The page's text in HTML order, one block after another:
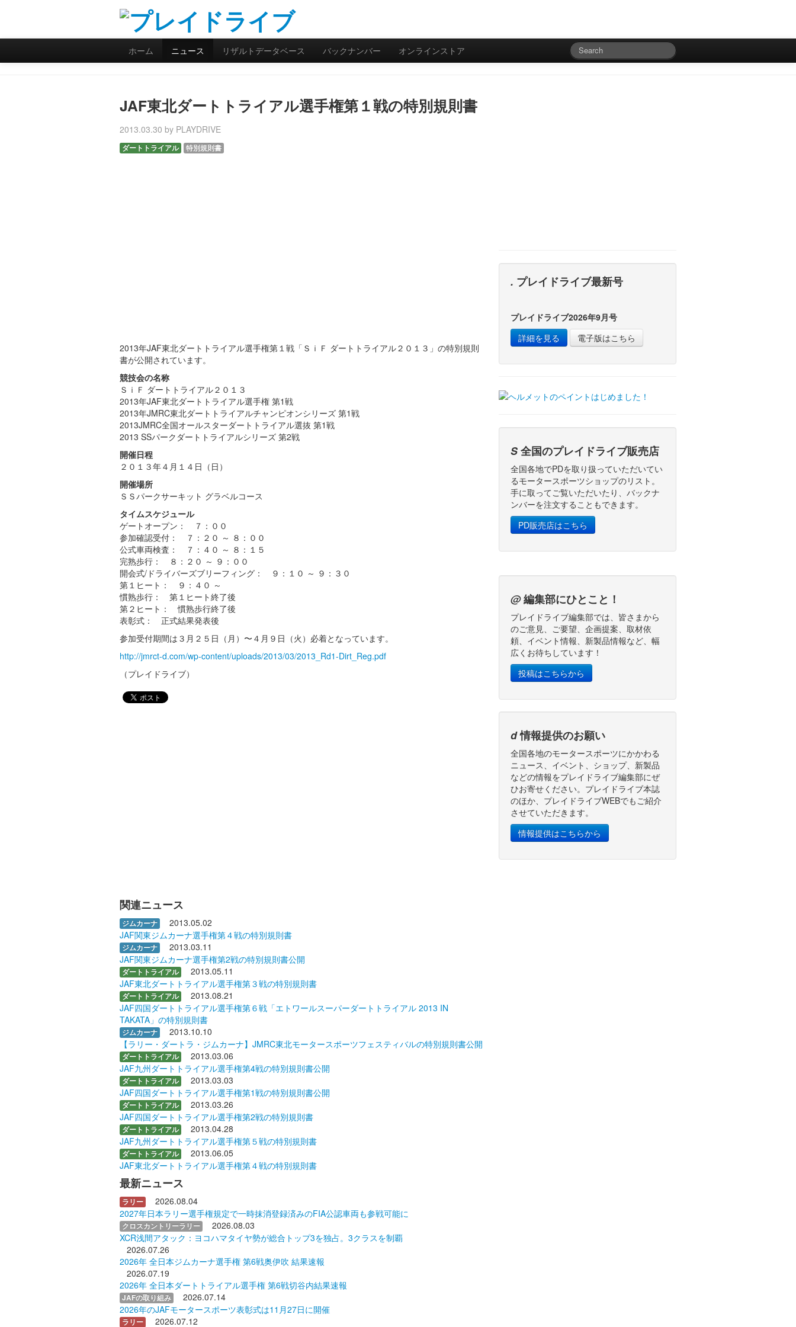
ホーム ニュース リザルトデータベース バックナンバー オンラインストア
JAF東北ダートトライアル選手権第１戦の特別規則書
2013.03.30 by PLAYDRIVE
ダートトライアル 特別規則書
2013年JAF東北ダートトライアル選手権第１戦「ＳｉＦ ダートトライアル２０１３」の特別規則
書が公開されています。
競技会の名称
ＳｉＦ ダートトライアル２０１３
2013年JAF東北ダートトライアル選手権 第1戦
2013年JMRC東北ダートトライアルチャンピオンシリーズ 第1戦
2013JMRC全国オールスターダートトライアル選抜 第1戦
2013 SSパークダートトライアルシリーズ 第2戦
開催日程
２０１３年４月１４日（日）
開催場所
ＳＳパークサーキット グラベルコース
タイムスケジュール
ゲートオープン： ７：００
参加確認受付： ７：２０ ～ ８：００
公式車両検査： ７：４０ ～ ８：１５
完熟歩行： ８：２０ ～ ９：００
開会式/ドライバーズブリーフィング： ９：１０ ～ ９：３０
第１ヒート： ９：４０ ～
慣熟歩行： 第１ヒート終了後
第２ヒート： 慣熟歩行終了後
表彰式： 正式結果発表後
参加受付期間は３月２５日（月）〜４月９日（火）必着となっています。
http://jmrct-d.com/wp-content/uploads/2013/03/2013_Rd1-Dirt_Reg.pdf
（プレイドライブ）
関連ニュース
ジムカーナ
2013.05.02
JAF関東ジムカーナ選手権第４戦の特別規則書
ジムカーナ
2013.03.11
JAF関東ジムカーナ選手権第2戦の特別規則書公開
ダートトライアル
2013.05.11
JAF東北ダートトライアル選手権第３戦の特別規則書
ダートトライアル
2013.08.21
JAF四国ダートトライアル選手権第６戦「エトワールスーパーダートトライアル 2013 IN
TAKATA」の特別規則書
ジムカーナ
2013.10.10
【ラリー・ダートラ・ジムカーナ】JMRC東北モータースポーツフェスティバルの特別規則書公開
ダートトライアル
2013.03.06
JAF九州ダートトライアル選手権第4戦の特別規則書公開
ダートトライアル
2013.03.03
JAF四国ダートトライアル選手権第1戦の特別規則書公開
ダートトライアル
2013.03.26
JAF四国ダートトライアル選手権第2戦の特別規則書
ダートトライアル
2013.04.28
JAF九州ダートトライアル選手権第５戦の特別規則書
ダートトライアル
2013.06.05
JAF東北ダートトライアル選手権第４戦の特別規則書
最新ニュース
ラリー
2026.08.04
2027年日本ラリー選手権規定で一時抹消登録済みのFIA公認車両も参戦可能に
クロスカントリーラリー
2026.08.03
XCR浅間アタック：ヨコハマタイヤ勢が総合トップ3を独占。3クラスを制覇
2026.07.26
2026年 全日本ジムカーナ選手権 第6戦奥伊吹 結果速報
2026.07.19
2026年 全日本ダートトライアル選手権 第6戦切谷内結果速報
JAFの取り組み
2026.07.14
2026年のJAFモータースポーツ表彰式は11月27日に開催
ラリー 2026.07.12
. プレイドライブ最新号
プレイドライブ2026年9月号
詳細を見る
電子版はこちら
S 全国のプレイドライブ販売店
全国各地でPDを取り扱っていただいてい
るモータースポーツショップのリスト。
手に取ってご覧いただいたり、バックナ
ンバーを注文することもできます。
PD販売店はこちら
@編集部にひとこと！
プレイドライブ編集部では、皆さまから
のご意見、ご要望、企画提案、取材依
頼、イベント情報、新製品情報など、幅
広くお待ちしています！
投稿はこちらから
d情報提供のお願い
全国各地のモータースポーツにかかわる
ニュース、イベント、ショップ、新製品
などの情報をプレイドライブ編集部にぜ
ひお寄せください。プレイドライブ本誌
のほか、プレイドライブWEBでもご紹介
させていただきます。
情報提供はこちらから